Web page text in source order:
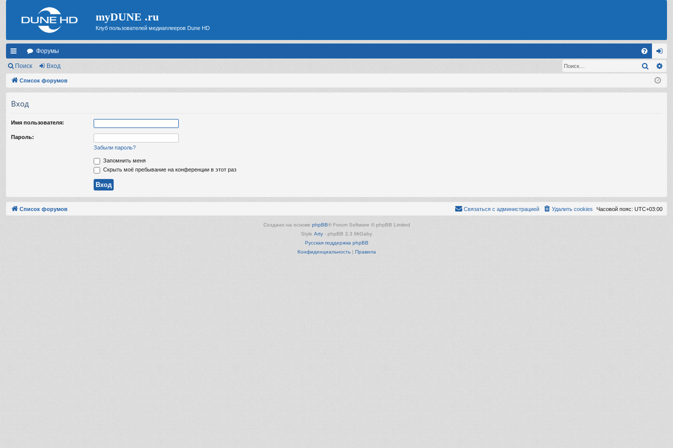
myDUNE .ru
Клуб пользователей медиаплееров Dune HD
с
ы
Форумы
FA хо
д
Поиск Вход Поиск
Список форумов
Вход
Имя пользователя:
Пароль:
Забыли пароль?
Запомнить меня
Скрыть моё пребывание на конференции в этот раз
Список форумов Часовой пояс: UTC+03:00
Удалить cookies
Связаться с администрацией
Создано на основе phpBB® Forum Software © phpBB Limited
Style Arty - phpBB 3.3 MrGaby
Русская поддержка phpBB
Конфиденциальность| Правила